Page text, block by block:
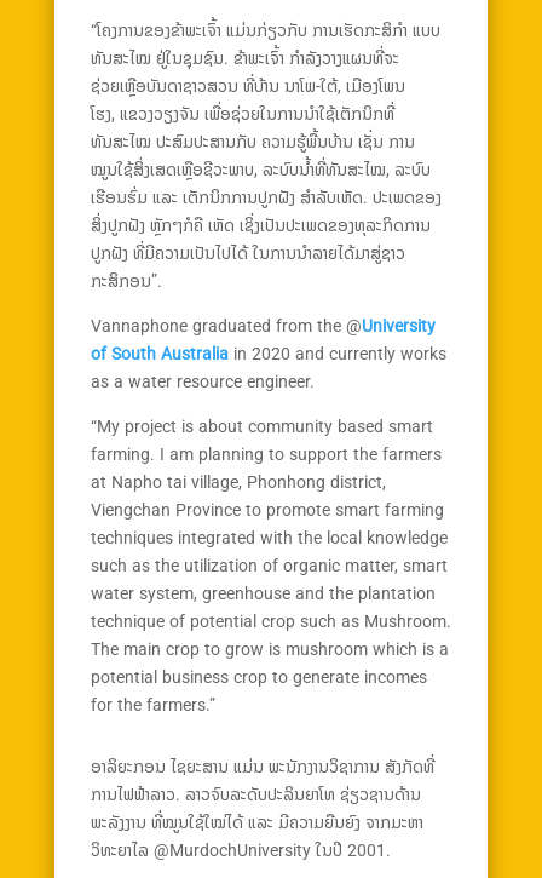
“ໂຄງການຂອງຂ້າພະເຈົ້າ ແມ່ນກ່ຽວກັບ ການເຮັດກະສິກຳ ແບບ
ທັນສະໄໝ ຢູ່ໃນຊຸມຊົນ. ຂ້າພະເຈົ້າ ກຳລັງວາງແຜນທີ່ຈະ
ຊ່ວຍເຫຼືອບັນດາຊາວສວນ ທີ່ບ້ານ ນາໂພ-ໃຕ້, ເມືອງໂພນ
ໂຮງ, ແຂວງວຽງຈັນ ເພື່ອຊ່ວຍໃນການນຳໃຊ້ເຕັກນິກທີ່
ທັນສະໄໝ ປະສົມປະສານກັບ ຄວາມຮູ້ພື້ນບ້ານ ເຊັ່ນ ການ
ໝູນໃຊ້ສິ່ງເສດເຫຼືອຊີວະພາບ, ລະບົບນ້ຳທີ່ທັນສະໄໝ, ລະບົບ
ເຮືອນຮົ່ມ ແລະ ເຕັກນິກການປູກຝັງ ສຳລັບເຫັດ. ປະເພດຂອງ
ສິ່ງປູກຝັງ ຫຼັກໆກໍຄື ເຫັດ ເຊິ່ງເປັນປະເພດຂອງທຸລະກິດການ
ປູກຝັງ ທີ່ມີຄວາມເປັນໄປໄດ້ ໃນການນຳລາຍໄດ້ມາສູ່ຊາວ
ກະສິກອນ”.
Vannaphone graduated from the @University
of South Australiain 2020 and currently works
as a water resource engineer.
“My project is about community based smart
farming. I am planning to support the farmers
at Napho tai village, Phonhong district,
Viengchan Province to promote smart farming
techniques integrated with the local knowledge
such as the utilization of organic matter, smart
water system, greenhouse and the plantation
technique of potential crop such as Mushroom.
The main crop to grow is mushroom which is a
potential business crop to generate incomes
for the farmers.”
ອາລິຍະກອນ ໄຊຍະສານ ແມ່ນ ພະນັກງານວິຊາການ ສັງກັດທີ່
ການໄຟຟ້າລາວ. ລາວຈົບລະດັບປະລິນຍາໂທ ຊ່ຽວຊານດ້ານ
ພະລັງງານ ທີ່ໝູນໃຊ້ໃໝ່ໄດ້ ແລະ ມີຄວາມຍືນຍົງ ຈາກມະຫາ
ວິທະຍາໄລ @MurdochUniversity ໃນປີ 2001.